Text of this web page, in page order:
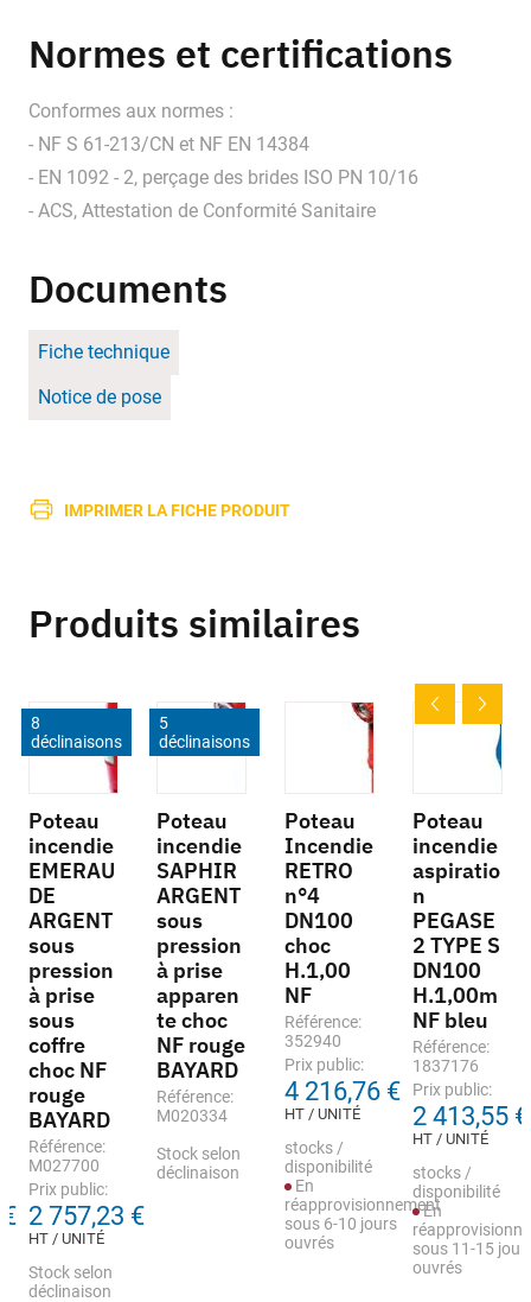
Normes et certifications
Conformes aux normes :
- NF S 61-213/CN et NF EN 14384
- EN 1092 - 2, perçage des brides ISO PN 10/16
- ACS, Attestation de Conformité Sanitaire
Documents
Fiche technique
Notice de pose
IMPRIMER LA FICHE PRODUIT
Produits similaires
8
déclinaisons
Poteau
incendie
EMERAU
DE
ARGENT
sous
pression
à prise
sous
coffre
choc NF
rouge
BAYARD
Référence:
M027700
Prix public:
2 757,23 €
HT / UNITÉ
Stock selon
déclinaison
5
déclinaisons
Poteau
incendie
SAPHIR
ARGENT
sous
pression
à prise
apparen
te choc
NF rouge
BAYARD
Référence:
M020334
Stock selon
déclinaison
Poteau
Incendie
RETRO
n°4
DN100
choc
H.1,00
NF
Référence:
352940
Prix public:
4 216,76 €
HT / UNITÉ
stocks /
disponibilité
En
réapprovisionnement
sous 6-10 jours
ouvrés
Poteau
incendie
aspiratio
n
PEGASE
2 TYPE S
DN100
H.1,00m
NF bleu
Référence:
1837176
Prix public:
2 413,55 €
HT / UNITÉ
stocks /
disponibilité
En
sous 11-15
ouvrés